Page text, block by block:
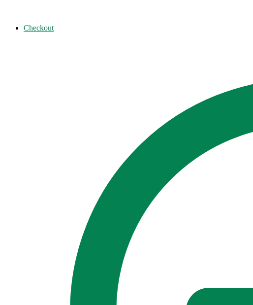
Checkout